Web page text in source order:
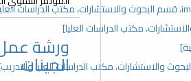
والاستشارات، مكتب الدراسات العليا
ورشة
الجينات